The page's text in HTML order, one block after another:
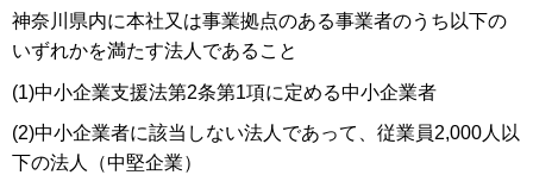
神奈川県内に本社又は事業拠点のある事業者のうち以下の
いずれかを満たす法人であること
(1)中小企業支援法第2条第1項に定める中小企業者
(2)中小企業者に該当しない法人であって、従業員2,000人以
下の法人（中堅企業）